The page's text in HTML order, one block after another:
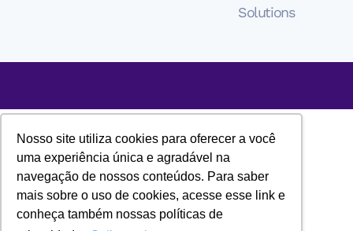
Nosso site utiliza cookies para oferecer a você
uma experiência única e agradável na
navegação de nossos conteúdos. Para saber
mais sobre o uso de cookies, acesse esse link e
conheça também nossas políticas de
Solutions